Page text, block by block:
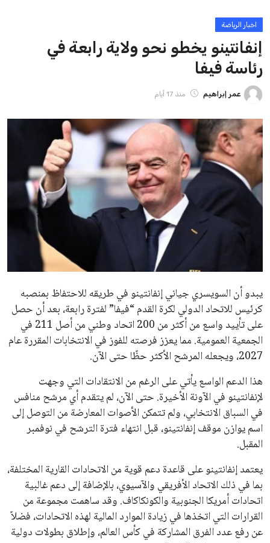
ايوا مصر
الاخبار الشائعة
إنفانتينو يخطو نحو ولاية رابعة في رئاسة فيفا
عمر إبراهيم
مستثمر هندي بريطاني يسعى لامتلاك حصة
عمر إبراهيم 22 يوليو 2026
تحقق من قهوتك المغشوشة 7 علامات تدل
على جودتها قبل أول رشفة
خالد فؤاد 18 يوليو 2026
القائمة البريدية
انضم إلى قائمة المشتركين لدينا لتحصل على أحدث الأخبار، التحديثات
والعروض الخاصة مباشرة في صندوق بريدك
اشتراك